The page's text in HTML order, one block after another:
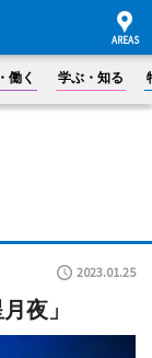
働く 学ぶ・知る
2023.01.25
夜」